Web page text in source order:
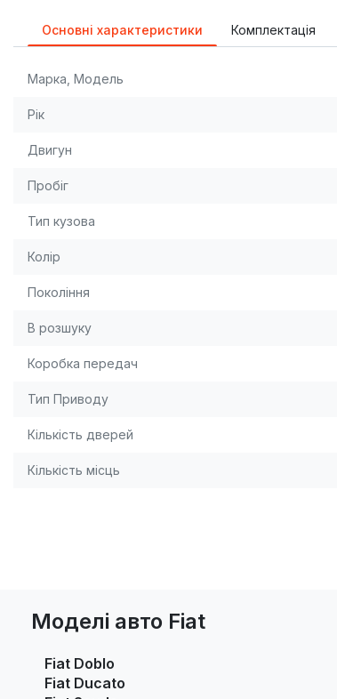
Основні характеристики Комплектація
Марка, Модель
Рік
Двигун
Пробіг
Тип кузова
Колір
Покоління
В розшуку
Коробка передач
Тип Приводу
Кількість дверей
Кількість місць
Моделі авто Fiat
Fiat Doblo
Fiat Ducato